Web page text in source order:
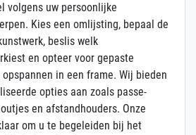
volgens uw persoonlijke
Kies een omlijsting, bepaal de
beslis welk
en opteer voor gepaste
in een frame. Wij bieden
opties aan zoals passe-
en afstandhouders. Onze
om u te begeleiden bij het